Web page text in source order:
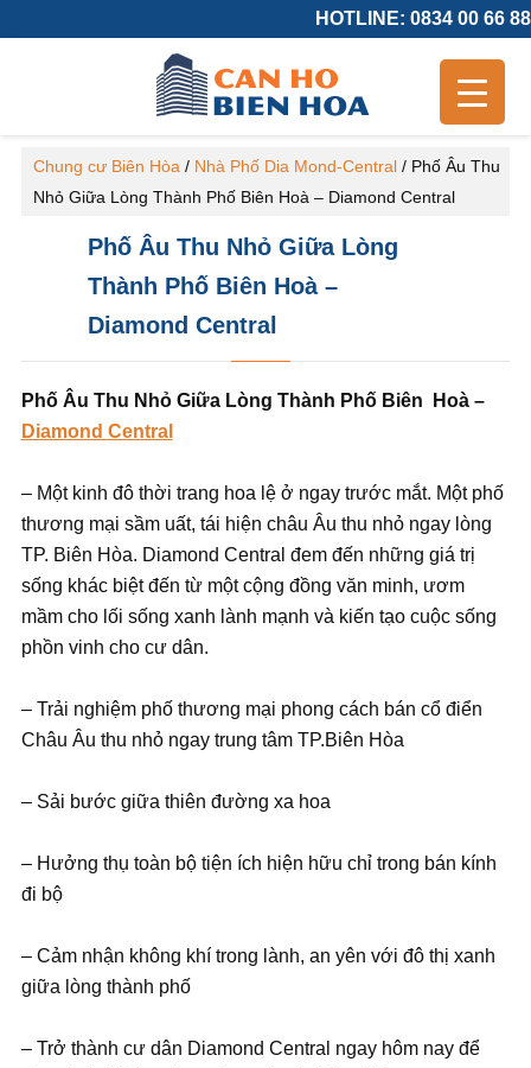
HOTLINE: 0834 00 66 88
Chung cư Biên Hòa / Nhà Phố Dia Mond-Central/ Phố Âu Thu
Nhỏ Giữa Lòng Thành Phố Biên Hoà – Diamond Central
Phố Âu Thu Nhỏ Giữa Lòng
Thành Phố Biên Hoà –
Diamond Central
Phố Âu Thu Nhỏ Giữa Lòng Thành Phố Biên Hoà –
Diamond Central
– Một kinh đô thời trang hoa lệ ở ngay trước mắt. Một phố
thương mại sầm uất, tái hiện châu Âu thu nhỏ ngay lòng
TP. Biên Hòa. Diamond Central đem đến những giá trị
sống khác biệt đến từ một cộng đồng văn minh, ươm
mầm cho lối sống xanh lành mạnh và kiến tạo cuộc sống
phồn vinh cho cư dân.
– Trải nghiệm phố thương mại phong cách bán cổ điển
Châu Âu thu nhỏ ngay trung tâm TP.Biên Hòa
– Sải bước giữa thiên đường xa hoa
– Hưởng thụ toàn bộ tiện ích hiện hữu chỉ trong bán kính
đi bộ
– Cảm nhận không khí trong lành, an yên với đô thị xanh
giữa lòng thành phố
– Trở thành cư dân Diamond Central ngay hôm nay để